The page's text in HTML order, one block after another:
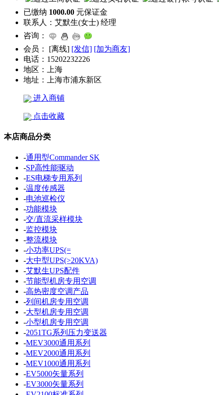
已缴纳 1000.00 元保证金
联系人： 艾默生(女士) 经理
咨询：
会员：
[离线] [发信] [加为商友]
电话： 15202232226
地区：
上海
地址：
上海市浦东新区
进入商铺
点击收藏
本店商品分类
-通用型Commander SK
-SP高性能驱动
-ES电梯专用系列
-温度传感器
-电池巡检仪
-功能模块
-交/直流采样模块
-监控模块
-整流模块
-小功率UPS(=
-大中型UPS(>20KVA)
-艾默生UPS配件
-节能型机房专用空调
-高热密度空调产品
-列间机房专用空调
-大型机房专用空调
-小型机房专用空调
-2051TG系列压力变送器
-MEV3000通用系列
-MEV2000通用系列
-MEV1000通用系列
-EV5000矢量系列
-EV3000矢量系列